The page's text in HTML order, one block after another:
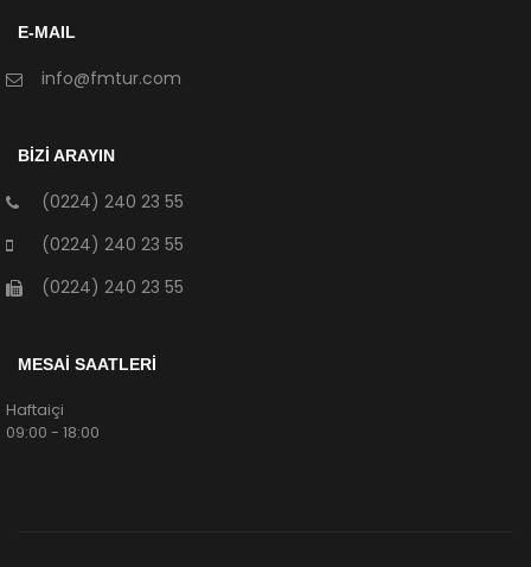
E-MAIL
info@fmtur.com
BİZİ ARAYIN
(0224) 240 23 55
(0224) 240 23 55
(0224) 240 23 55
MESAİ SAATLERİ
Haftaiçi
09:00 - 18:00